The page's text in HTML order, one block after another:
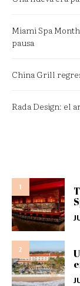
Miami Spa
pausa
China Grill
Rada Design: el
1
2